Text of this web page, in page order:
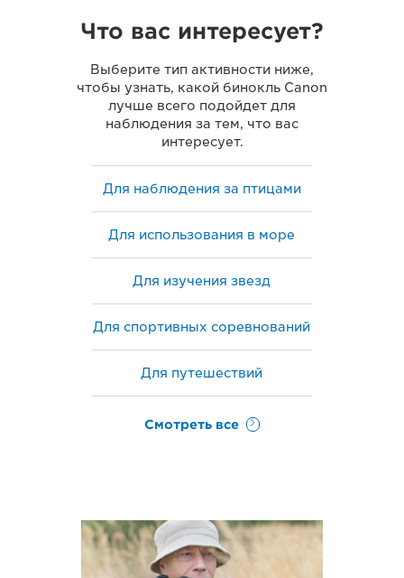
Что вас интересует?
Выберите тип активности ниже,
чтобы узнать, какой бинокль Canon
лучше всего подойдет для
наблюдения за тем, что вас
интересует.
Для наблюдения за птицами
Для использования в море
Для изучения звезд
Для спортивных соревнований
Для путешествий
Смотреть все